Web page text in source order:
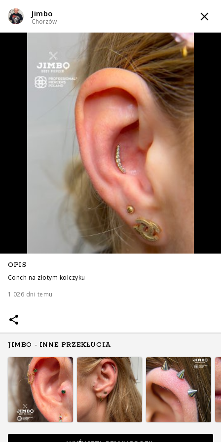
Jimbo
Chorzów
WIADOMOŚĆ
KOMPOZYCJE INFO
Jimbo
Chorzów
OPIS
Conch na złotym kolczyku
1 026 dni temu
JIMBO - INNE PRZEKŁUCIA